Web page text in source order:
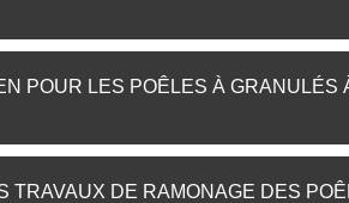
POUR LES POÊLES À GRANULÉS
TRAVAUX DE RAMONAGE DES